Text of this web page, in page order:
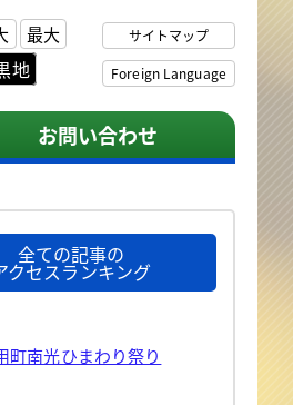
最大
地
サイトマップ
Foreign Language
お問い合わせ
全ての記事の
クセスランキング
町南光ひまわり祭り